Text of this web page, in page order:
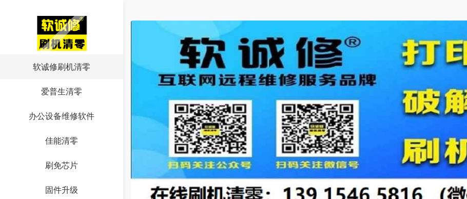
软诚修刷机清零
爱普生清零
办公设备维修软件
佳能清零
刷免芯片
固件升级